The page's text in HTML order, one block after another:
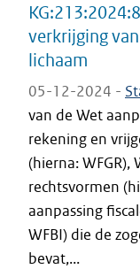
verkrijging
lichaam
05-12-2024 -
van de Wet
rekening en
(hierna: WFGR),
rechtsvormen
aanpassing
WFBI) die de
bevat,...